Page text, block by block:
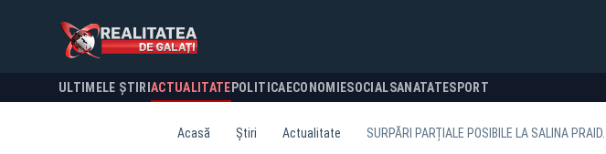
ULTIMELE ȘTIRI ACTUALITATE POLITICA ECONOMIESOCIALSANATATESPORT
Acasă Știri Actualitate SURPĂRI PARȚIALE POSIBILE LA SALINA